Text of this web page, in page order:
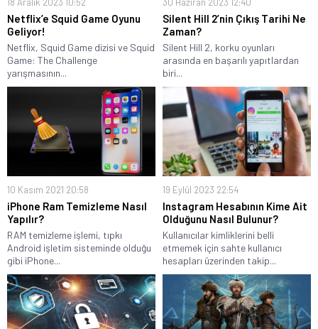
Netflix’e Squid Game Oyunu
Geliyor!
Netflix, Squid Game dizisi ve Squid
Game: The Challenge
yarışmasının...
Silent Hill 2’nin Çıkış Tarihi Ne
Zaman?
Silent Hill 2, korku oyunları
arasında en başarılı yapıtlardan
biri...
10 Kasım 2021 20:58
iPhone Ram Temizleme Nasıl
Yapılır?
RAM temizleme işlemi, tıpkı
Android işletim sisteminde olduğu
gibi iPhone...
19 Eylül 2023 22:54
Instagram Hesabının Kime Ait
Olduğunu Nasıl Bulunur?
Kullanıcılar kimliklerini belli
etmemek için sahte kullanıcı
hesapları üzerinden takip...